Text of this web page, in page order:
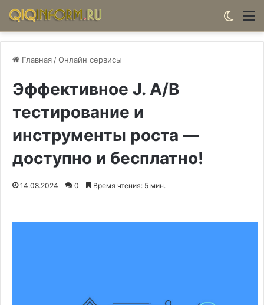
Главная /Онлайн сервисы
Эффективное J. A/B
тестирование и
инструменты роста —
доступно и бесплатно!
14.08.2024 0 Время чтения: 5 мин.